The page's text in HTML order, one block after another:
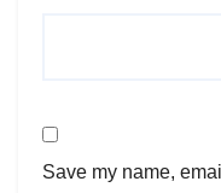
Save my name,